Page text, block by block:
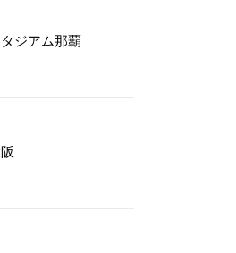
ジアム那覇